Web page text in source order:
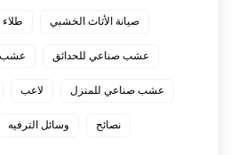
صيانة الأثاث الخشبي
عشب صناعي للحدائق عشب
عشب صناعي للمنزل لاعب
نصائح وسائل الترفيه